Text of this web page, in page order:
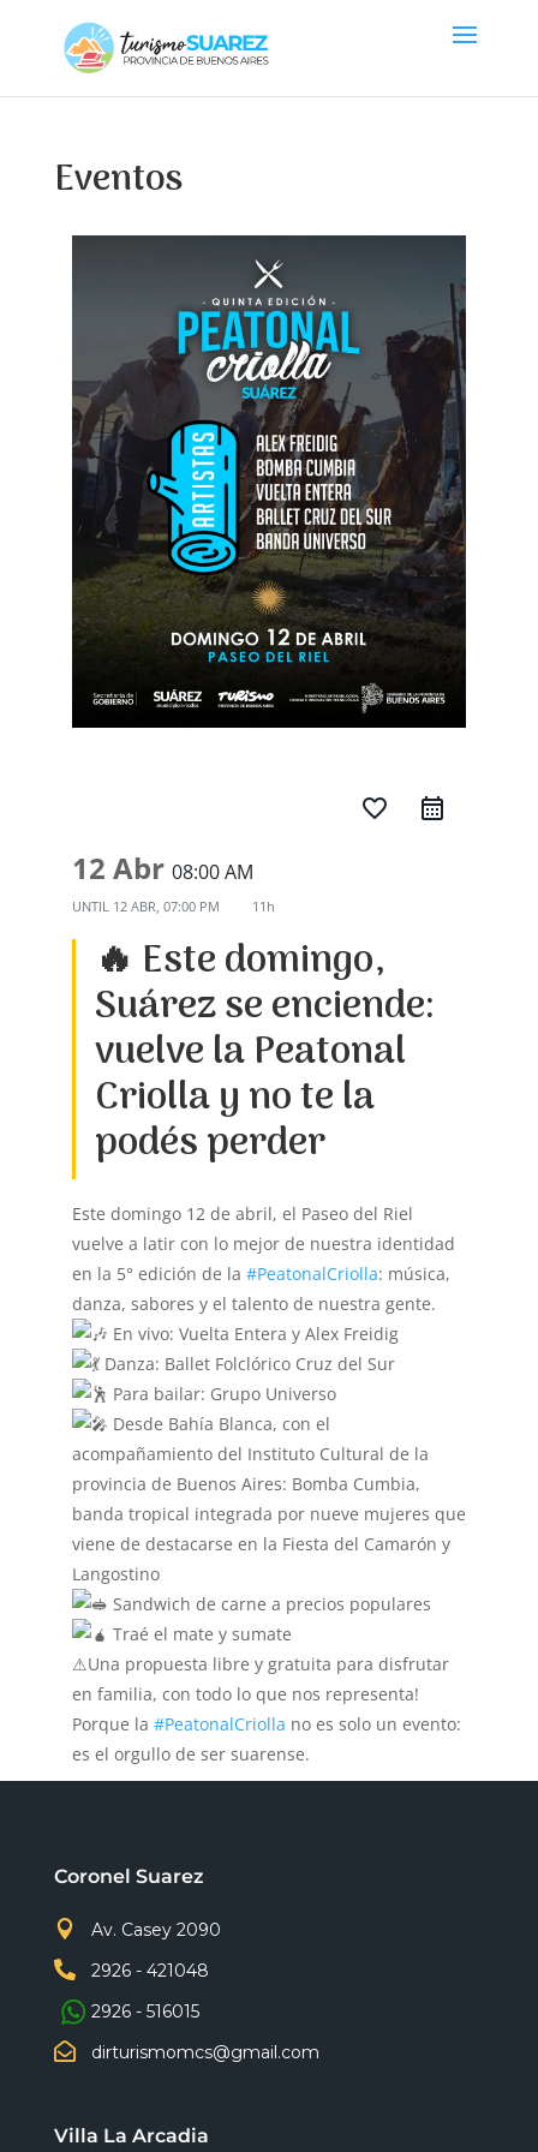
Eventos
favorite_border
12 Abr 08:00 AM
UNTIL 12 ABR, 07:00 PM 11h
🔥 Este domingo,
Suárez se enciende:
vuelve la Peatonal
Criolla y no te la
podés perder
Este domingo 12 de abril, el Paseo del Riel
vuelve a latir con lo mejor de nuestra identidad
en la 5° edición de la #PeatonalCriolla: música,
danza, sabores y el talento de nuestra gente.
En vivo: Vuelta Entera y Alex Freidig
Danza: Ballet Folclórico Cruz del Sur
Para bailar: Grupo Universo
Desde Bahía Blanca, con el
acompañamiento del Instituto Cultural de la
provincia de Buenos Aires: Bomba Cumbia,
banda tropical integrada por nueve mujeres que
viene de destacarse en la Fiesta del Camarón y
Langostino
Sandwich de carne a precios populares
Traé el mate y sumate
⚠Una propuesta libre y gratuita para disfrutar
en familia, con todo lo que nos representa!
Porque la #PeatonalCriolla no es solo un evento:
es el orgullo de ser suarense.
Coronel Suarez

Av. Casey 2090

2926 - 421048
2926 - 516015

dirturismomcs@gmail.com
Villa La Arcadia